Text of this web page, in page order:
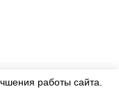
работы сайта.